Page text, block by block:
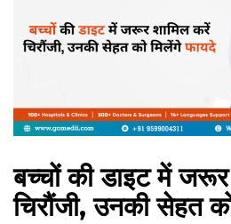
बच्चों की डाइट में
चिरौंजी, उनकी सेहत